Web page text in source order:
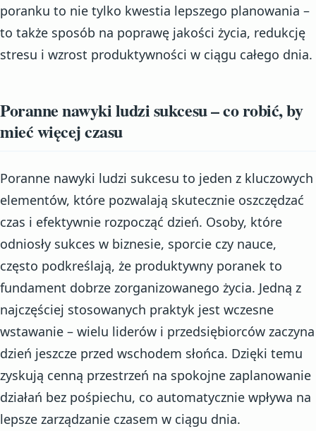
poranku to nie tylko kwestia lepszego planowania –
to także sposób na poprawę jakości życia, redukcję
stresu i wzrost produktywności w ciągu całego dnia.
Poranne nawyki ludzi sukcesu – co robić, by
mieć więcej czasu
Poranne nawyki ludzi sukcesu to jeden z kluczowych
elementów, które pozwalają skutecznie oszczędzać
czas i efektywnie rozpocząć dzień. Osoby, które
odniosły sukces w biznesie, sporcie czy nauce,
często podkreślają, że produktywny poranek to
fundament dobrze zorganizowanego życia. Jedną z
najczęściej stosowanych praktyk jest wczesne
wstawanie – wielu liderów i przedsiębiorców zaczyna
dzień jeszcze przed wschodem słońca. Dzięki temu
zyskują cenną przestrzeń na spokojne zaplanowanie
działań bez pośpiechu, co automatycznie wpływa na
lepsze zarządzanie czasem w ciągu dnia.